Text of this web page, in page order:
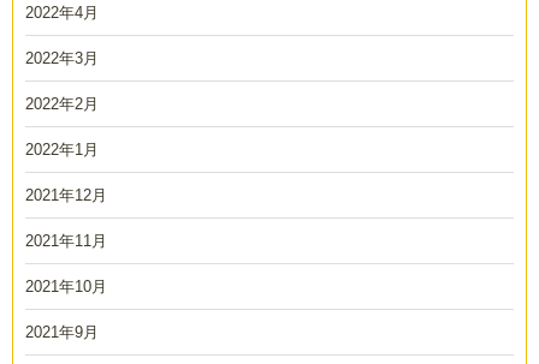
2022年4月
2022年3月
2022年2月
2022年1月
2021年12月
2021年11月
2021年10月
2021年9月